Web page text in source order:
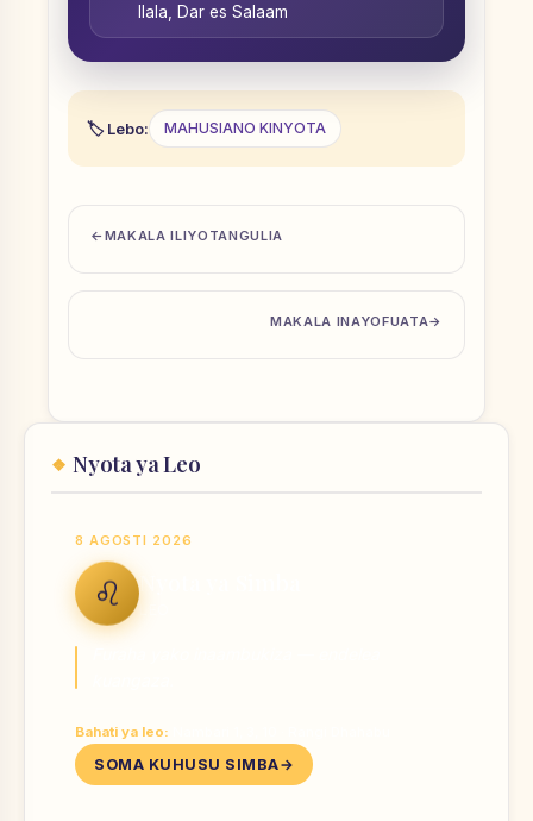
Ilala, Dar es Salaam
Lebo: MAHUSIANO KINYOTA
MAKALA ILIYOTANGULIA
MAKALA INAYOFUATA
Nyota ya Leo
8 AGOSTI 2026
♌
Bahati ya leo:
SOMA KUHUSU SIMBA